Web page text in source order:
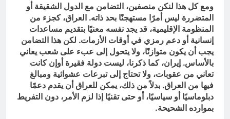
ومع كل هذا لنكن منصفين، التضامن مع الدول الشقيقة أو
المتضررة ليس أمرًا مستهجنًا بحد ذاته. العراق، كجزء من
المنظومة الإقليمية، قد يجد نفسه معنيًا بتقديم مساعدات
إنسانية أو دعم رمزي في أوقات الأزمات. لكن هذا التضامن
يجب أن يكون متوازنًا، ولا يتحول إلى عبء على شعب يعاني
بالأساس. إيران، كما ذكرنا، ليست دولة فقيرة أوإن كانت
تعاني من عقوبات، ولا تحتاج إلى تبرعات عشوائية ومبالغ
فيها من العراق. بدلاً من ذلك، يمكن للعراق أن يقدم دعمًا
دبلوماسيًا أو سياسيًا، أو حتى تقنيًا إذا لزم الأمر، دون التفريط
بموارده الشحيحة.